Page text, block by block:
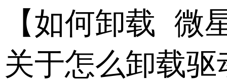
【如何卸载 微
关于怎么卸载